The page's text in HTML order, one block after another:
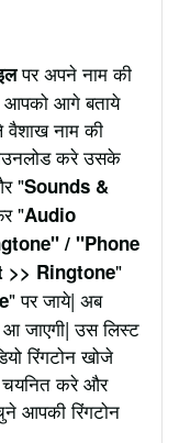
पर अपने नाम की
आपको आगे बताये
वैशाख नाम की
करे उसके
"Sounds &
"Audio
/ "Phone
>> Ringtone"
" पर जाये| अब
आ जाएगी| उस लिस्ट
रिंगटोन खोजे
करे और
आपकी रिंगटोन